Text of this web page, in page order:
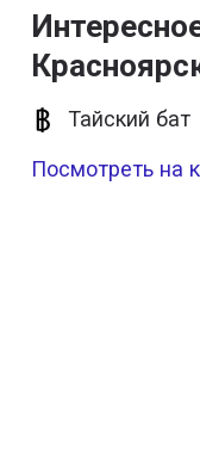
Тайский бат
Посмотреть на